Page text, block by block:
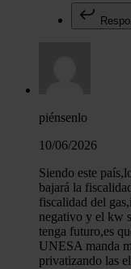
piénsenlo
10/06/2026
Siendo este
bajará la
fiscalidad del
negativo y el kw
tenga futuro,es
UNESA manda
privatizando las